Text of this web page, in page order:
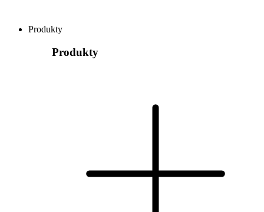
Produkty
Produkty